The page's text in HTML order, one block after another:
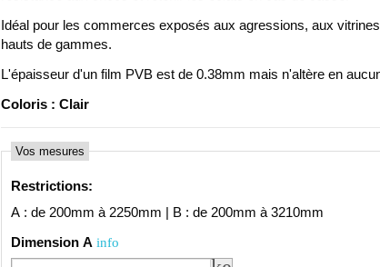
Idéal pour les commerces exposés aux agressions, aux
hauts de gammes.
L'épaisseur d'un film PVB est de 0.38mm mais n'altère en
Coloris : Clair
Vos mesures
Restrictions:
A : de 200mm à 2250mm | B : de 200mm à 3210mm
Dimension A info